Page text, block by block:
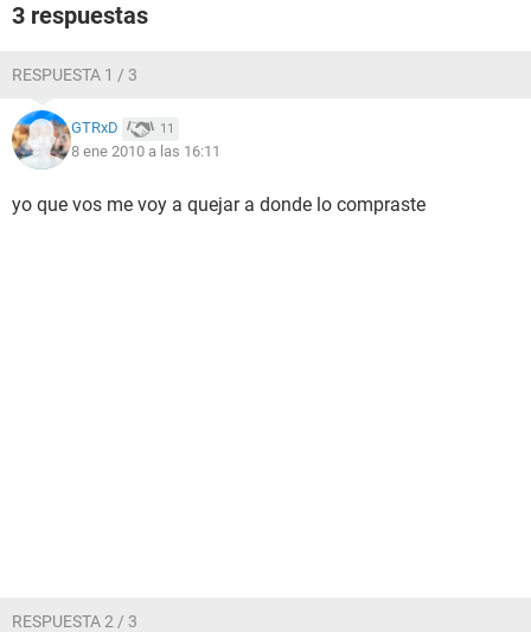
3 respuestas
RESPUESTA 1 / 3
GTRxD 11
8 ene 2010 a las 16:11
yo que vos me voy a quejar a donde lo compraste
RESPUESTA 2 / 3